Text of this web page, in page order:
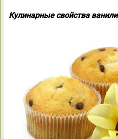
Кулинарные свойства ванили